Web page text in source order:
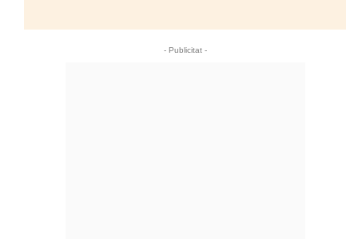
- Publicitat -